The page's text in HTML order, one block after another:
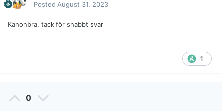
Posted August 31, 2023
Kanonbra, tack för snabbt svar
1
0